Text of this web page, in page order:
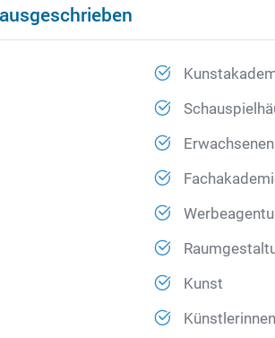
Kunst
Künstlerinnen